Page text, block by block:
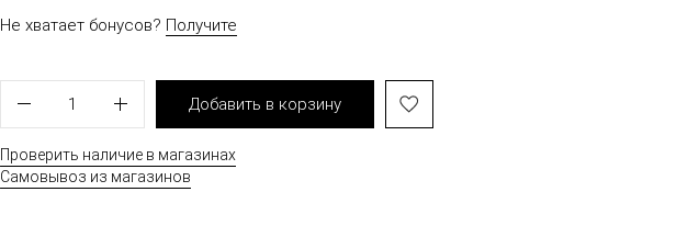
Не хватает бонусов? Получите
1 Добавить в корзину
Проверить наличие в магазинах
Самовывоз из магазинов